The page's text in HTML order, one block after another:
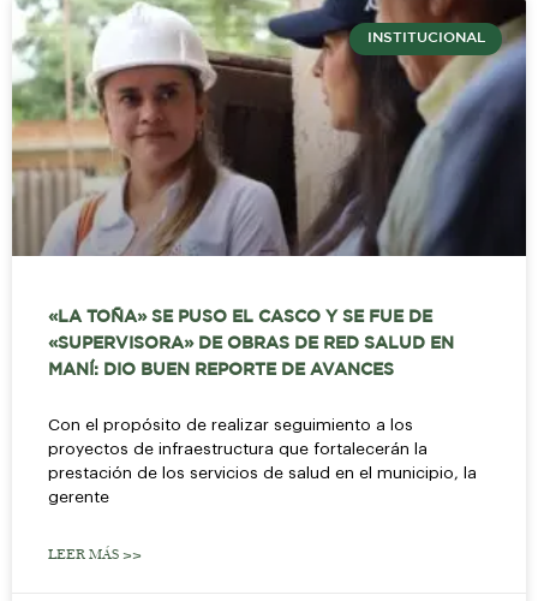
INSTITUCIONAL
«LA TOÑA» SE PUSO EL CASCO Y SE FUE DE
«SUPERVISORA» DE OBRAS DE RED SALUD EN
MANÍ: DIO BUEN REPORTE DE AVANCES
Con el propósito de realizar seguimiento a los
proyectos de infraestructura que fortalecerán la
prestación de los servicios de salud en el municipio, la
gerente
LEER MÁS >>